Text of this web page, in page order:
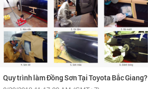
Quy trình làm Đồng Sơn Tại Toyota Bắc Giang?